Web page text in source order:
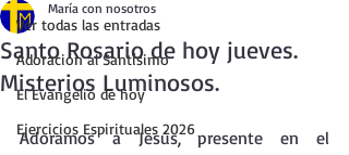
Ver todas las entradas
Adoración al Santísimo
El Evangelio de hoy
Ejercicios Espirituales 2026
Santo Rosario de hoy jueves.
Misterios Luminosos.
María con nosotros
Adoramos a Jesús, presente en el